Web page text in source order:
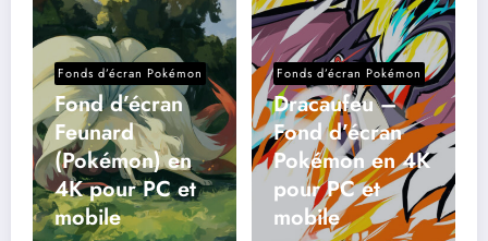
Fonds d’écran Pokémon
Fond d’écran
Feunard
(Pokémon) en
4K pour PC et
mobile
Fonds d’écran Pokémon
Dracaufeu –
Fond d’écran
Pokémon en 4K
pour PC et
mobile